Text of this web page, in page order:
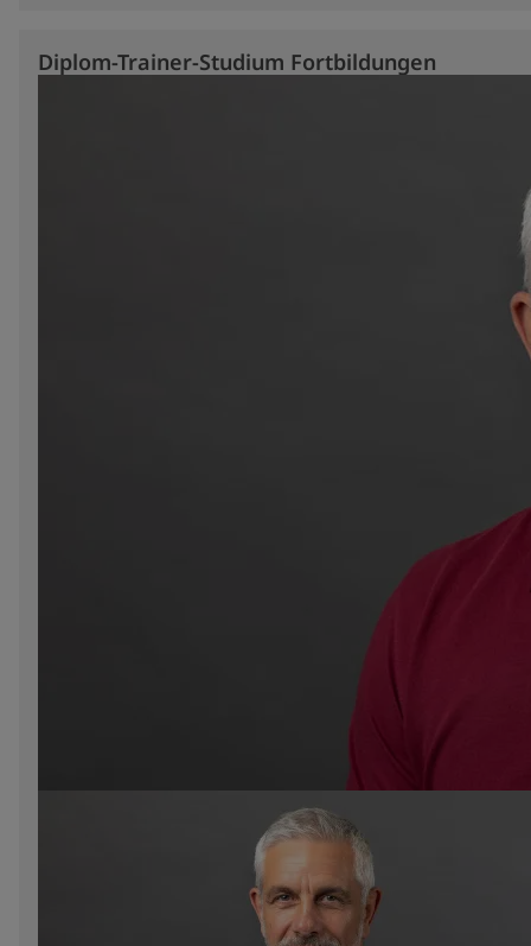
Diplom-Trainer-Studium Fortbildungen